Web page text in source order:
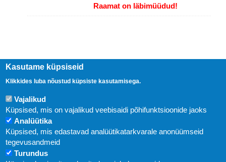
Raamat on läbimüüdud!
Uudised
Kasutame küpsiseid
Klikkides luba nõustud küpsiste kasutamisega.
Vajalikud
Küpsised, mis on vajalikud veebisaidi põhifunktsioonide jaoks
Analüütika
Küpsised, mis edastavad analüütikatarkvarale anonüümseid
tegevusandmeid
Turundus